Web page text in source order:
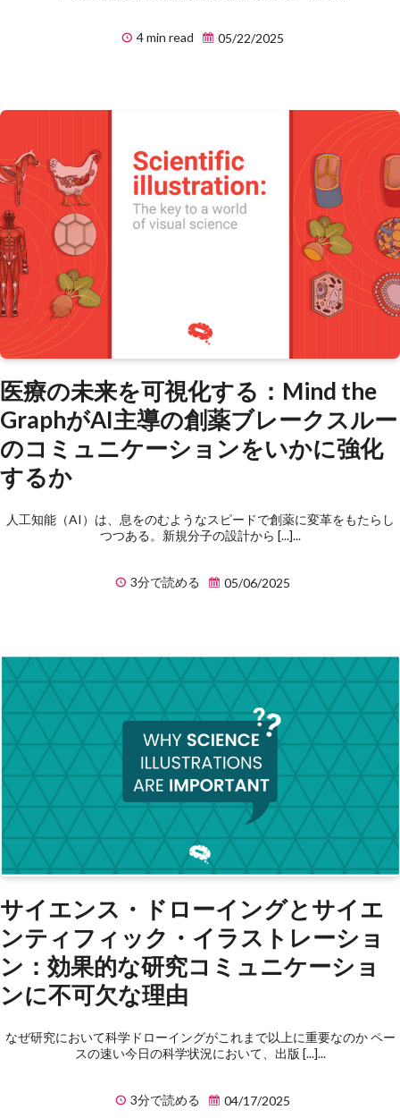
4 min read 05/22/2025
医療の未来を可視化する：Mind the
GraphがAI主導の創薬ブレークスルー
のコミュニケーションをいかに強化
するか
人工知能（AI）は、息をのむようなスピードで創薬に変革をもたらし
つつある。新規分子の設計から [...]...
3分で読める 05/06/2025
サイエンス・ドローイングとサイエ
ンティフィック・イラストレーショ
ン：効果的な研究コミュニケーショ
ンに不可欠な理由
なぜ研究において科学ドローイングがこれまで以上に重要なのか ペー
スの速い今日の科学状況において、出版 [...]...
3分で読める 04/17/2025